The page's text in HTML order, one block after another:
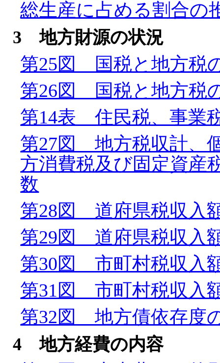
総生産に占める割合の
3 地方財源の状況
第25図 国税と地方税
第26図 国税と地方税
第14表 住民税、事業
第27図 地方税収計、
方消費税及び固定資産
数
第28図 道府県税収入
第29図 道府県税収入
第30図 市町村税収入
第31図 市町村税収入
第32図 地方債依存度
4 地方経費の内容